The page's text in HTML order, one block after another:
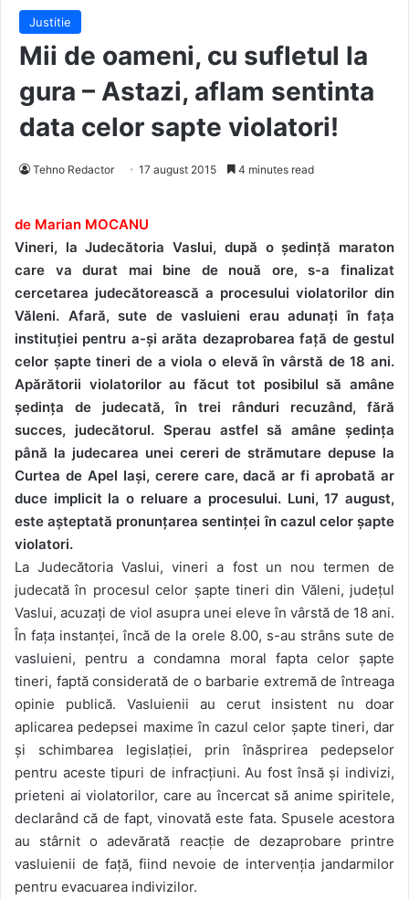
Justitie
Mii de oameni, cu sufletul la
gura – Astazi, aflam sentinta
data celor sapte violatori!
Tehno Redactor 17 august 2015 4 minutes read
de Marian MOCANU
Vineri, la Judecătoria Vaslui, după o ședință maraton
care va durat mai bine de nouă ore, s-a finalizat
cercetarea judecătorească a procesului violatorilor din
Văleni. Afară, sute de vasluieni erau adunați în fața
instituției pentru a-și arăta dezaprobarea față de gestul
celor șapte tineri de a viola o elevă în vârstă de 18 ani.
Apărătorii violatorilor au făcut tot posibilul să amâne
ședința de judecată, în trei rânduri recuzând, fără
succes, judecătorul. Sperau astfel să amâne ședința
până la judecarea unei cereri de strămutare depuse la
Curtea de Apel Iași, cerere care, dacă ar fi aprobată ar
duce implicit la o reluare a procesului. Luni, 17 august,
este așteptată pronunțarea sentinței în cazul celor șapte
violatori.
La Judecătoria Vaslui, vineri a fost un nou termen de
judecată în procesul celor șapte tineri din Văleni, județul
Vaslui, acuzați de viol asupra unei eleve în vârstă de 18 ani.
În fața instanței, încă de la orele 8.00, s-au strâns sute de
vasluieni, pentru a condamna moral fapta celor șapte
tineri, faptă considerată de o barbarie extremă de întreaga
opinie publică. Vasluienii au cerut insistent nu doar
aplicarea pedepsei maxime în cazul celor șapte tineri, dar
și schimbarea legislației, prin înăsprirea pedepselor
pentru aceste tipuri de infracțiuni. Au fost însă și indivizi,
prieteni ai violatorilor, care au încercat să anime spiritele,
declarând că de fapt, vinovată este fata. Spusele acestora
au stârnit o adevărată reacție de dezaprobare printre
vasluienii de față, fiind nevoie de intervenția jandarmilor
pentru evacuarea indivizilor.